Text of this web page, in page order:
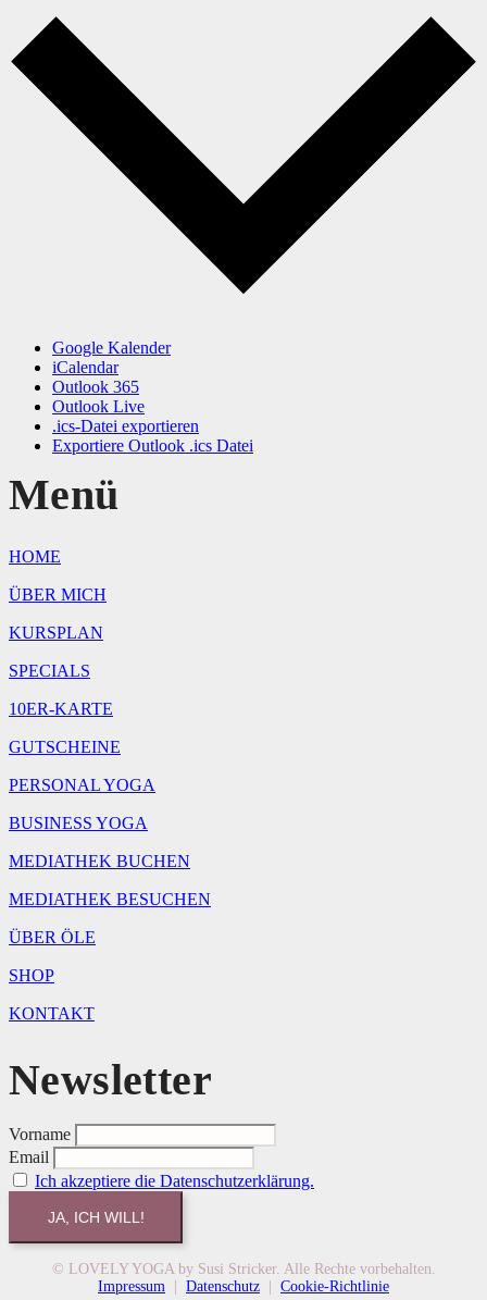
Google Kalender
iCalendar
Outlook 365
Outlook Live
.ics-Datei exportieren
Exportiere Outlook .ics Datei
Menü
HOME
ÜBER MICH
KURSPLAN
SPECIALS
10ER-KARTE
GUTSCHEINE
PERSONAL YOGA
BUSINESS YOGA
MEDIATHEK BUCHEN
MEDIATHEK BESUCHEN
ÜBER ÖLE
SHOP
KONTAKT
Newsletter
Vorname
Email
Ich akzeptiere die Datenschutzerklärung.
© LOVELY YOGA by Susi Stricker. Alle Rechte vorbehalten.
Impressum
Datenschutz Cookie-Richtlinie